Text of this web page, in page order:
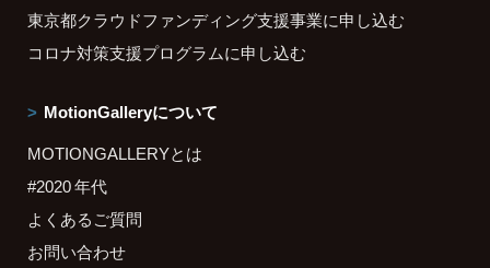
東京都クラウドファンディング支援事業に申し込む
コロナ対策支援プログラムに申し込む
MotionGalleryについて
MOTIONGALLERYとは
#2020 年代
よくあるご質問
お問い合わせ